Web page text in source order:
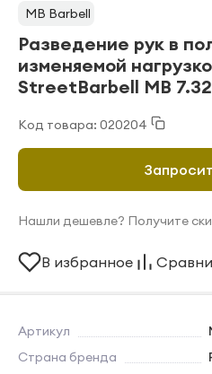
MB Barbell
Разведение рук в
изменяемой
StreetBarbell MB
Код товара: 020204
Артикул
Страна бренда
Нашли дешевле? Получите
В избранное